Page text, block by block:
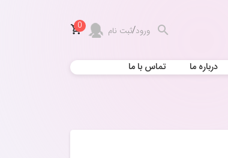
ورود/ثبت نام 0
درباره ما تماس با ما